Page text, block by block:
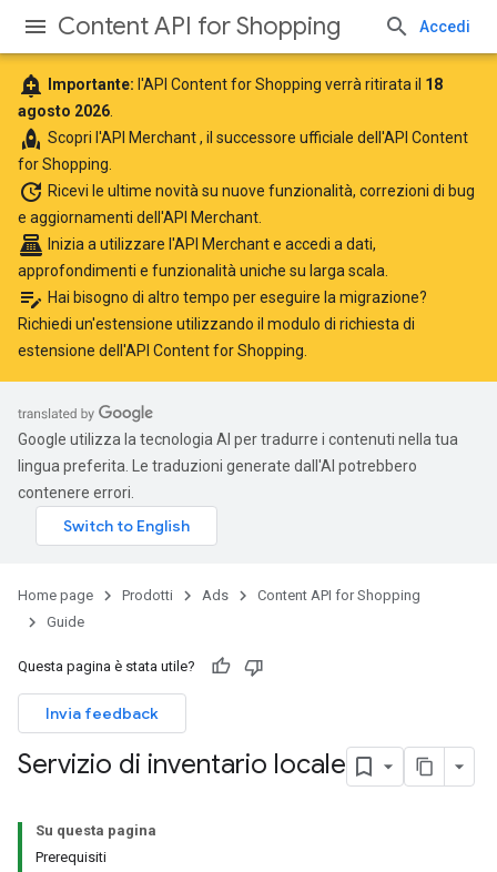
Content API for Shopping Accedi
add_alert Importante: l'API Content for Shopping verrà ritirata il 18
agosto 2026
rocket Scopri l'API Merchant, il successore ufficiale dell'API Content
for Shopping.
update Ricevi le ultime novità su nuove funzionalità, correzioni di bug
e aggiornamenti dell'API Merchant.
point_of_sale Inizia a utilizzare l'API Merchante accedi a dati,
approfondimenti e funzionalità uniche su larga scala.
edit_note Hai bisogno di altro tempo per eseguire la migrazione?
Richiedi un'estensione utilizzando il modulo di richiesta di
estensione dell'API Content for Shopping
Google utilizza la tecnologia AI per tradurre i contenuti nella tua
lingua preferita. Le traduzioni generate dall'AI potrebbero
contenere errori.
Home page Prodotti Ads
Content API for Shopping
Guide
Questa pagina è stata utile?
Invia feedback
Servizio di inventario locale
Su questa pagina
Prerequisiti